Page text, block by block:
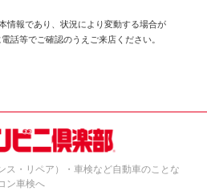
情報であり、状況により変動する場合が
話等でご確認のうえご来店ください。
ス・リペア）・車検など自動車のことな
ン車検へ